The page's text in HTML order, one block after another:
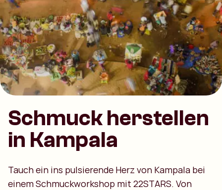
Schmuck herstellen
in Kampala
Tauch ein ins pulsierende Herz von Kampala bei
einem Schmuckworkshop mit 22STARS. Von